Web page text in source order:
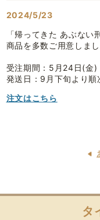
2024/5/23
「帰ってきた あぶな
商品を多数ご用意しまし
受注期間：5月24日(
発送日：9月下旬より順
注文はこちら
タ